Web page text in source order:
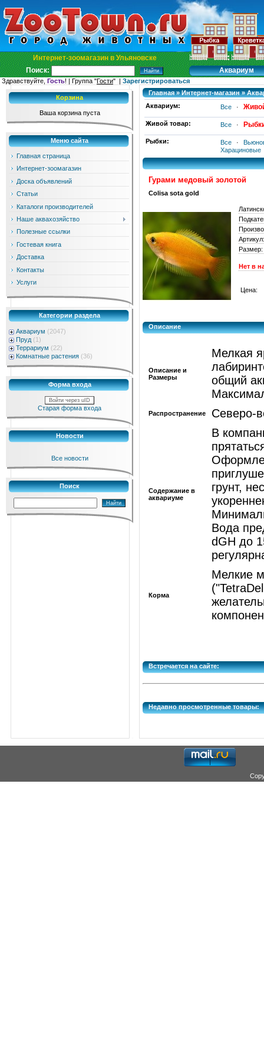
Интернет-зоомагазин в Ульяновске
Поиск:
Аквариум
Здравствуйте, Гость! | Группа "Гости" | Зарегистрироваться
Корзина
Ваша корзина пуста
Меню сайта
Главная страница
Интернет-зоомагазин
Доска объявлений
Статьи
Каталоги производителей
Наше аквахозяйство
Полезные ссылки
Гостевая книга
Доставка
Контакты
Услуги
Категории раздела
Аквариум (2047)
Пруд (1)
Террариум (22)
Комнатные растения (36)
Форма входа
Войти через uID
Старая форма входа
Новости
Все новости
Поиск
Главная » Интернет-магазин »
Аквариум:
Все ·
Живой товар: Все ·
Рыбки: Все ·
Харациновые
Гурами медовый золотой
Colisa sota gold
Артикул:
Размер:
Нет в
Цена:
Описание
Описание и
Размеры
Мелкая
общий
Распространение Северо-
Содержание в
аквариуме
В
грунт,
Вода
dGH до
Корма
Мелкие
Встречается на сайте:
Недавно просмотренные товары: